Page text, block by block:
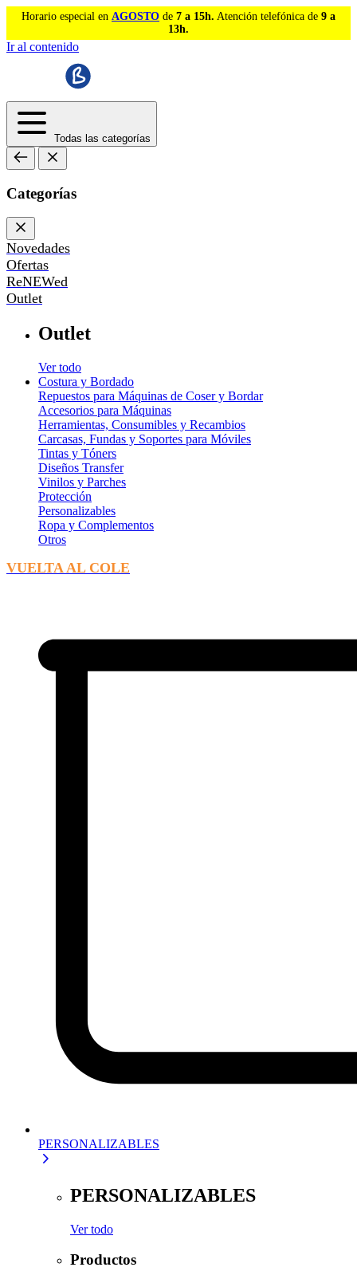
Horario especial en AGOSTO de 7 a 15h. Atención telefónica de 9 a
13h.
Ir al contenido
Todas las categorías
Categorías
Novedades
Ofertas
ReNEWed
Outlet
Outlet
Ver todo
Costura y Bordado
Repuestos para Máquinas de Coser y Bordar
Accesorios para Máquinas
Herramientas, Consumibles y Recambios
Carcasas, Fundas y Soportes para Móviles
Tintas y Tóners
Diseños Transfer
Vinilos y Parches
Protección
Personalizables
Ropa y Complementos
Otros
VUELTA AL COLE
PERSONALIZABLES
PERSONALIZABLES
Ver todo
Productos